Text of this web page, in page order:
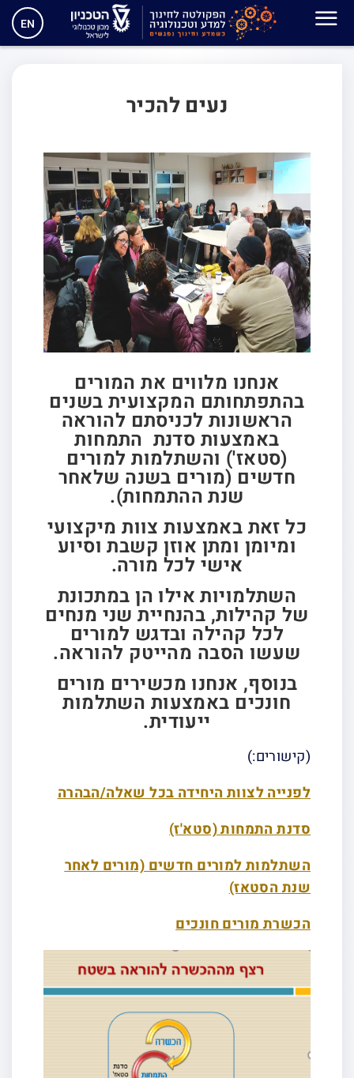
EN היחידה לכניסה להוראה
נעים להכיר
אנחנו מלווים את המורים
בהתפתחותם המקצועית בשנים
הראשונות לכניסתם להוראה
באמצעות סדנת התמחות
(סטאז') והשתלמות למורים
חדשים (מורים בשנה שלאחר
שנת ההתמחות).
כל זאת באמצעות צוות מיקצועי
ומיומן ומתן אוזן קשבת וסיוע
אישי לכל מורה.
השתלמויות אילו הן במתכונת
של קהילות, בהנחיית שני מנחים
לכל קהילה ובדגש למורים
שעשו הסבה מהייטק להוראה.
בנוסף, אנחנו מכשירים מורים
חונכים באמצעות השתלמות
ייעודית.
(קישורים:)
לפנייה לצוות היחידה בכל שאלה/הבהרה
סדנת התמחות (סטא'ז)
השתלמות למורים חדשים (מורים לאחר
שנת הסטאז)
הכשרת מורים חונכים